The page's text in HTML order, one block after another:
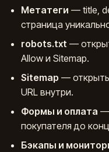
Метатеги — title,
страница
robots.txt —
Allow и Sitemap.
Sitemap —
URL внутри.
Формы и оплата —
покупателя до
Бэкапы и